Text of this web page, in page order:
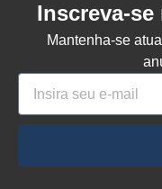
Inscreva-
Mantenha-se